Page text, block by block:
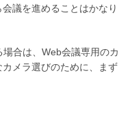
議を進めることはかなり
合は、Web会議専用のカ
メラ選びのために、まず